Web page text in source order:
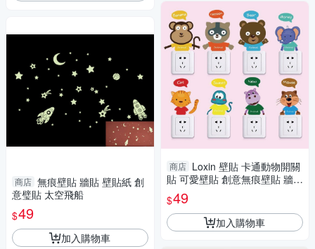
商店 無痕壁貼 牆貼 壁貼紙 創
意璧貼 太空飛船
$49
加入購物車
商店 Loxin 壁貼 卡通動物開關
貼 可愛壁貼 創意無痕壁貼 牆貼
壁紙
$49
加入購物車